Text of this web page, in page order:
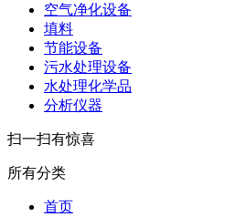
空气净化设备
填料
节能设备
污水处理设备
水处理化学品
分析仪器
扫一扫有惊喜
所有分类
首页